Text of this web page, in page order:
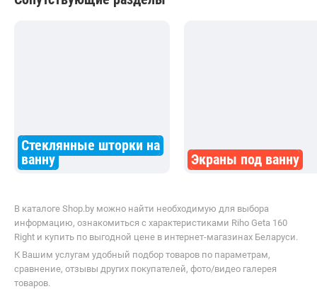
Стеклянные шторки на
ванну
Экраны под ванну
В каталоге Shop.by можно найти необходимую для выбора
информацию, ознакомиться с характеристиками Riho Geta 160
Right и купить по выгодной цене в интернет-магазинах Беларуси.
К Вашим услугам удобный подбор товаров по параметрам,
сравнение, отзывы других покупателей, фото/видео галерея
товаров.